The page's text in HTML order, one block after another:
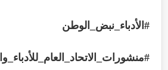
#الأدباء_نبض_الوطن